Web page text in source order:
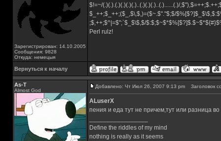
Зарегистрирован: 14.10.2005
Сообщения: 9828
Откуда: немецыя
$!=~/(.)(.).(.)(.)(.)(.)..(.)(.)(.)..(.)......(.)/
$_++;$_++;($_,$\,$,)=($~.$"."$;$/
;$,++;$^|=$";`$_$\$,$/
Perl rulz!
Вернуться к началу
As-T
Almost God
Добавлено: Чт Июл 26, 2007 9:13 pm Заголовок
ALuserX
пения и еда тут не причем,тут или разница
Define the riddles of my mind
nothing is really as it seems